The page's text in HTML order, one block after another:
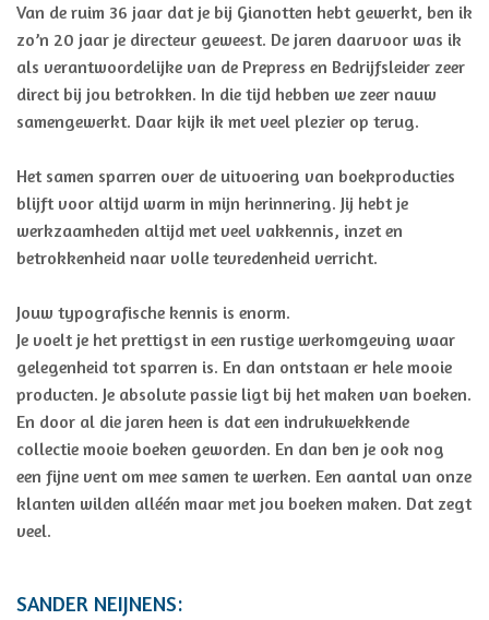
Van de ruim 36 jaar dat je bij Gianotten hebt gewerkt, ben ik
zo’n 20 jaar je directeur geweest. De jaren daarvoor was ik
als verantwoordelijke van de Prepress en Bedrijfsleider zeer
direct bij jou betrokken. In die tijd hebben we zeer nauw
samengewerkt. Daar kijk ik met veel plezier op terug.
Het samen sparren over de uitvoering van boekproducties
blijft voor altijd warm in mijn herinnering. Jij hebt je
werkzaamheden altijd met veel vakkennis, inzet en
betrokkenheid naar volle tevredenheid verricht.
Jouw typografische kennis is enorm.
Je voelt je het prettigst in een rustige werkomgeving waar
gelegenheid tot sparren is. En dan ontstaan er hele mooie
producten. Je absolute passie ligt bij het maken van boeken.
En door al die jaren heen is dat een indrukwekkende
collectie mooie boeken geworden. En dan ben je ook nog
een fijne vent om mee samen te werken. Een aantal van onze
klanten wilden alléén maar met jou boeken maken. Dat zegt
veel.
SANDER NEIJNENS: